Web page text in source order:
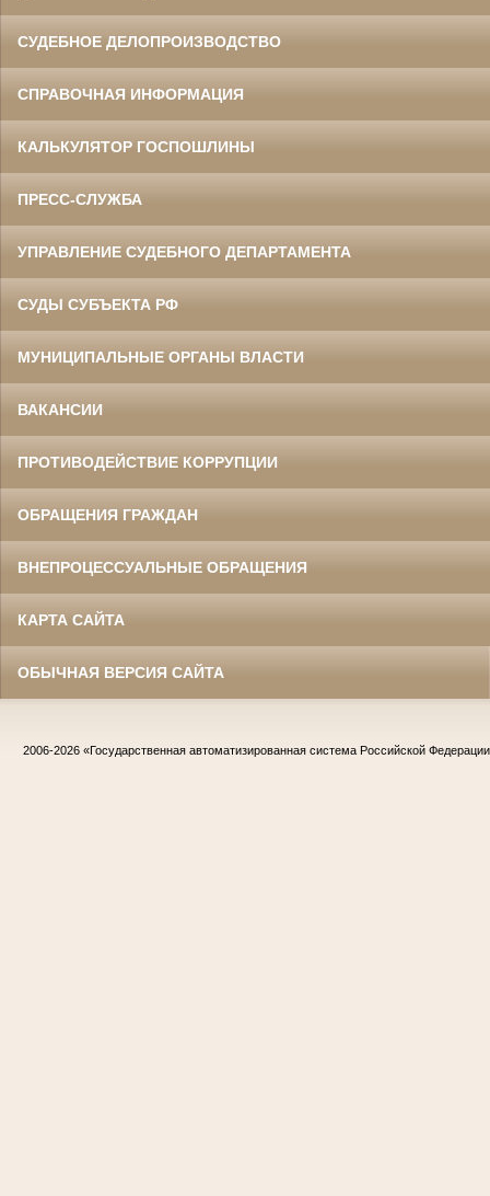
СУДЕБНОЕ ДЕЛОПРОИЗВОДСТВО
СПРАВОЧНАЯ ИНФОРМАЦИЯ
КАЛЬКУЛЯТОР ГОСПОШЛИНЫ
ПРЕСС-СЛУЖБА
УПРАВЛЕНИЕ СУДЕБНОГО ДЕПАРТАМЕНТА
СУДЫ СУБЪЕКТА РФ
МУНИЦИПАЛЬНЫЕ ОРГАНЫ ВЛАСТИ
ВАКАНСИИ
ПРОТИВОДЕЙСТВИЕ КОРРУПЦИИ
ОБРАЩЕНИЯ ГРАЖДАН
ВНЕПРОЦЕССУАЛЬНЫЕ ОБРАЩЕНИЯ
КАРТА САЙТА
ОБЫЧНАЯ ВЕРСИЯ САЙТА
2006-2026 «Государственная автоматизированная система Российской